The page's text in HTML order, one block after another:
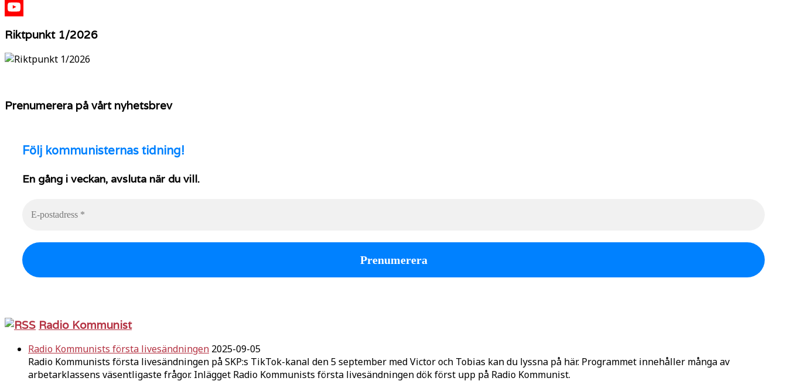
X
Riktpunkt 1/2026
Prenumerera på vårt nyhetsbrev
Följ kommunisternas tidning!
En gång i veckan, avsluta när du vill.
Radio Kommunist
Radio Kommunists första livesändningen 2025-09-05
Radio Kommunists första livesändningen på SKP:s TikTok-kanal den 5 september med Victor och Tobias kan du lyssna på här. Programmet innehåller många av
arbetarklassens väsentligaste frågor. Inlägget Radio Kommunists första livesändningen dök först upp på Radio Kommunist.